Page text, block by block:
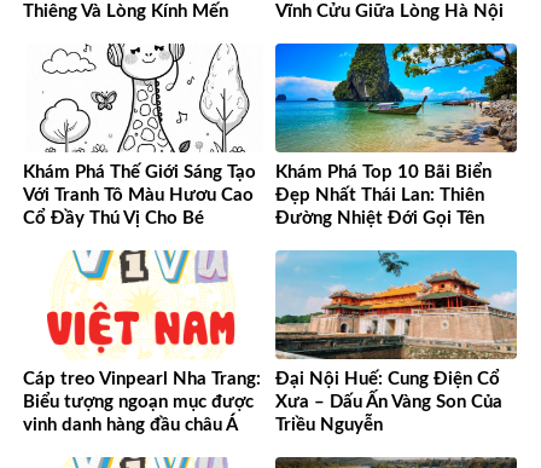
Thiêng Và Lòng Kính Mến
Vĩnh Cửu Giữa Lòng Hà Nội
Khám Phá Thế Giới Sáng Tạo
Với Tranh Tô Màu Hươu Cao
Cổ Đầy Thú Vị Cho Bé
Khám Phá Top 10 Bãi Biển
Đẹp Nhất Thái Lan: Thiên
Đường Nhiệt Đới Gọi Tên
Cáp treo Vinpearl Nha Trang:
Biểu tượng ngoạn mục được
vinh danh hàng đầu châu Á
Đại Nội Huế: Cung Điện Cổ
Xưa – Dấu Ấn Vàng Son Của
Triều Nguyễn